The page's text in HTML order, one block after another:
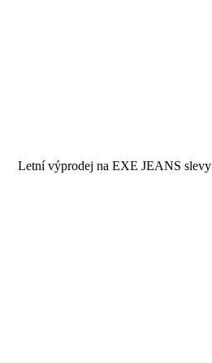
Letní výprodej na EXE JEANS